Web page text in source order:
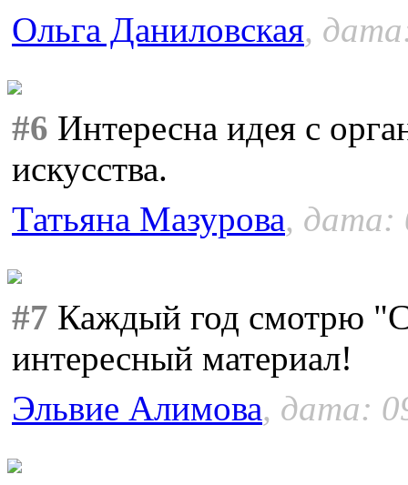
Ольга Даниловская,
#6 Интересна идея с
искусства.
Татьяна Мазурова, дата:
#7 Каждый год смотрю
интересный материал!
Эльвие Алимова, дата: